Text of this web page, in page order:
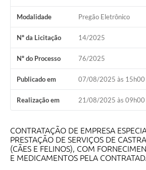
Modalidade Pregão Eletrônico
Nº da Licitação 14/2025
Nº do Processo 76/2025
Publicado em 07/08/2025 às 15h00
Realização em 21/08/2025 às 09h00
CONTRATAÇÃO DE EMPRESA
PRESTAÇÃO DE SERVIÇOS DE
(CÃES E FELINOS), COM
E MEDICAMENTOS PELA